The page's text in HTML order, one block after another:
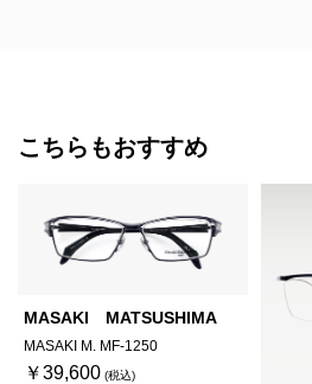
こちらもおすすめ
MASAKI MATSUSHIMA
MASAKI M. MF-1250
￥39,600